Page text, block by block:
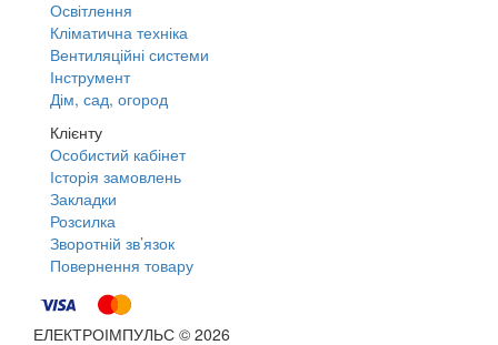
Освітлення
Кліматична техніка
Вентиляційні системи
Інструмент
Дім, сад, огород
Клієнту
Особистий кабінет
Історія замовлень
Закладки
Розсилка
Зворотній зв’язок
Повернення товару
ЕЛЕКТРОІМПУЛЬС © 2026